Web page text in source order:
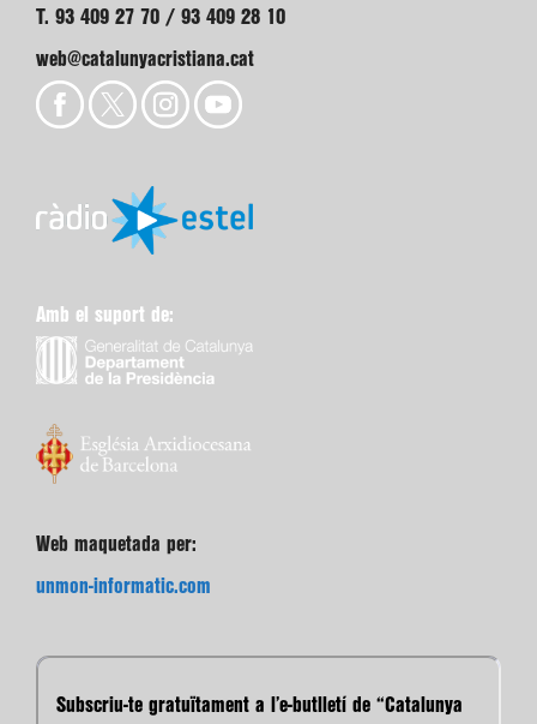
T. 93 409 27 70 / 93 409 28 10
web@catalunyacristiana.cat
Amb el suport de:
Web maquetada per:
unmon-informatic.com
Subscriu-te gratuïtament a l’e-butlletí de “Catalunya